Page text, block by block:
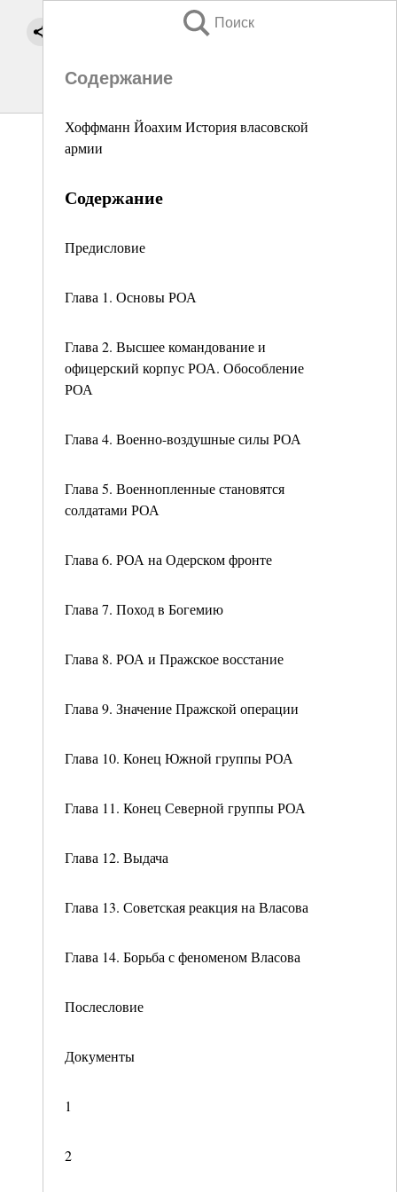
Поиск
Содержание
Хоффманн Йоахим История власовской
армии
Содержание
Предисловие
Глава 1. Основы РОА
Глава 2. Высшее командование и
офицерский корпус РОА. Обособление
РОА
Глава 4. Военно-воздушные силы РОА
Глава 5. Военнопленные становятся
солдатами РОА
Глава 6. РОА на Одерском фронте
Глава 7. Поход в Богемию
Глава 8. РОА и Пражское восстание
Глава 9. Значение Пражской операции
Глава 10. Конец Южной группы РОА
Глава 11. Конец Северной группы РОА
Глава 12. Выдача
Глава 13. Советская реакция на Власова
Глава 14. Борьба с феноменом Власова
Послесловие
Документы
1
2